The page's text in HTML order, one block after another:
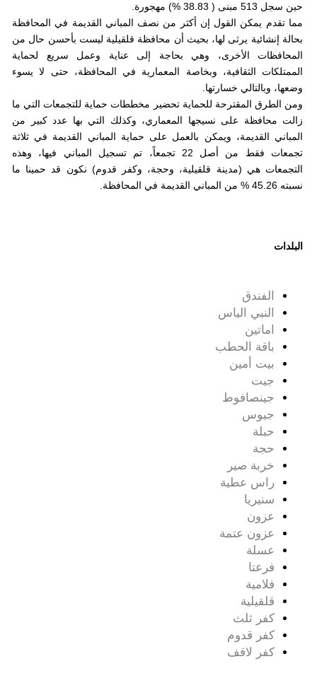
حين سجل 513 مبنى ( 38.83 %) مهجورة.
مما تقدم يمكن القول إن أكثر من نصف المباني القديمة في المحافظة
بحالة إنشائية يرثى لها، بحيث أن محافظة قلقيلية ليست بأحسن حال من
المحافظات الأخرى، وهي بحاجة إلى عناية وعمل سريع لحماية
الممتلكات الثقافية، وبخاصة المعمارية في المحافظة، حتى لا يسوء
وضعها، وبالتالي خسارتها.
ومن الطرق المقترحة للحماية تحضير مخططات حماية للتجمعات التي ما
زالت محافظة على نسيجها المعماري، وكذلك التي بها عدد كبير من
المباني القديمة، ويمكن بالعمل على حماية المباني القديمة في ثلاثة
تجمعات فقط من أصل 22 تجمعاً، تم تسجيل المباني فيها، وهذه
التجمعات هي (مدينة قلقيلية، وحجة، وكفر قدوم) نكون قد حمينا ما
نسبته 45.26 % من المباني القديمة في المحافظة.
البلدات
الفندق
النبي الياس
اماتين
باقة الحطب
بيت أمين
جيت
جينصافوط
جيوس
حبلة
حجة
خربة صير
راس عطية
سنيريا
عزون
عزون عتمة
عسلة
فرعتا
فلامية
قلقيلية
كفر ثلث
كفر قدوم
كفر لاقف